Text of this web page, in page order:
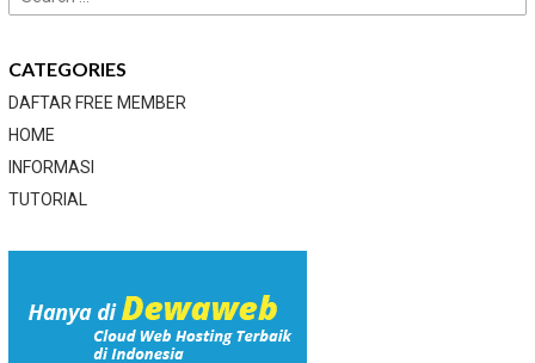
for:
CATEGORIES
DAFTAR FREE MEMBER
HOME
INFORMASI
TUTORIAL